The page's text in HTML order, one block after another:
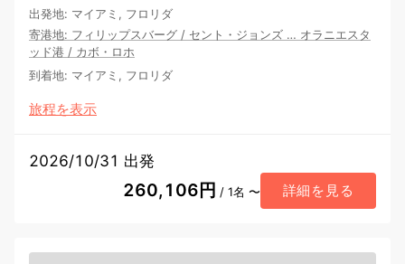
出発地: マイアミ, フロリダ
寄港地: フィリップスバーグ / セント・ジョンズ … オラニエスタ
ッド港 / カボ・ロホ
到着地: マイアミ, フロリダ
旅程を表示
2026/10/31 出発
260,106円 / 1名 〜 詳細を見る